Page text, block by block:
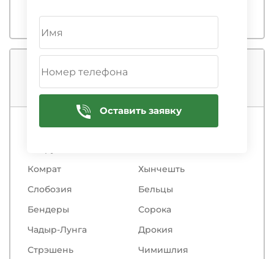
Доставка по городам
Показать все
Кишинёв
Фэлешть
Комрат
Хынчешть
Слобозия
Бельцы
Бендеры
Сорокa
Чадыр-Лунга
Дрокия
Стрэшень
Чимишлия
Оставить заявку